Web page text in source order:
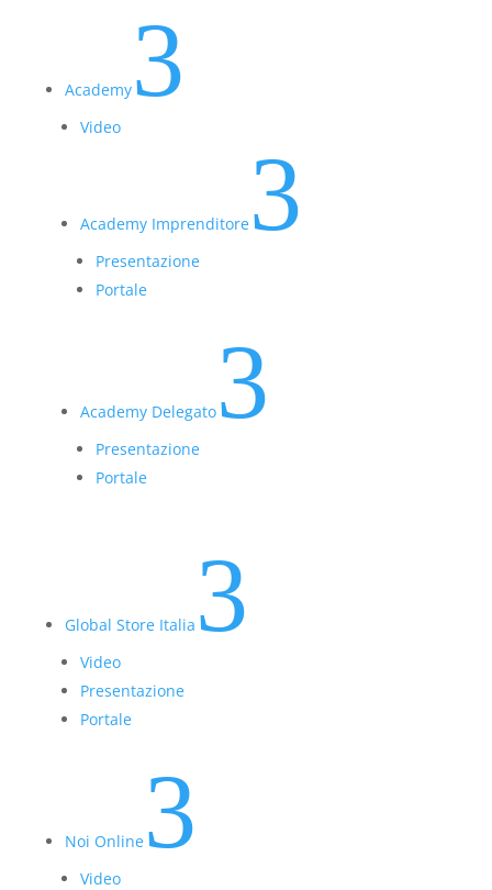
Academy3
Video
Academy Imprenditore3
Presentazione
Portale
Academy Delegato3
Presentazione
Portale
Global Store Italia 3
Video
Presentazione
Portale
Noi Online3
Video